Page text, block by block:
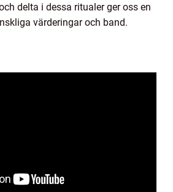
delta i dessa ritualer ger oss en
värderingar och band.